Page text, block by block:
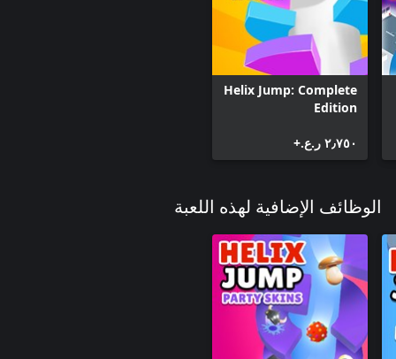
Helix Jump: Complete
Edition
٢٫٧٥٠ ر.ع.‏+
الوظائف الإضافية لهذه اللعبة